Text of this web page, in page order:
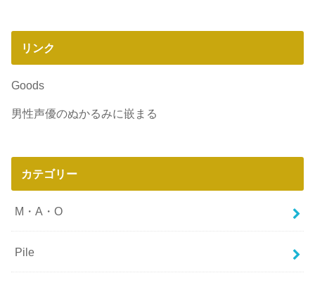
リンク
Goods
男性声優のぬかるみに嵌まる
カテゴリー
M・A・O
Pile